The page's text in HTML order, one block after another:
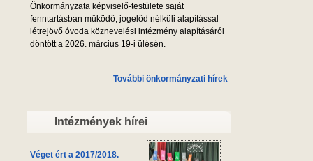
Önkormányzata képviselő-testülete saját
fenntartásban működő, jogelőd nélküli alapítással
létrejövő óvoda köznevelési intézmény alapításáról
döntött a 2026. március 19-i ülésén.
További önkormányzati hírek
Intézmények hírei
Véget ért a 2017/2018.